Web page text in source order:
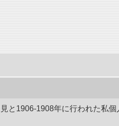
と1906-1908年に行われた私